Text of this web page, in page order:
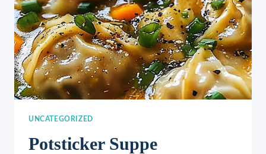
UNCATEGORIZED
Potsticker Suppe